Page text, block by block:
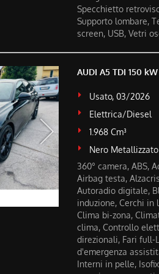
Specchietto
Supporto lombare,
screen, USB, Vetri
AUDI A5 TDI 150
Usato, 03/2026
Elettrica/Diesel
1.968 Cm³
Nero Metallizzato
360° camera, ABS,
Airbag testa,
Autoradio digitale,
induzione, Cerchi in
Clima bi-zona,
clima, Controllo
direzionali, Fari full-
d'emergenza
Interni in pelle,